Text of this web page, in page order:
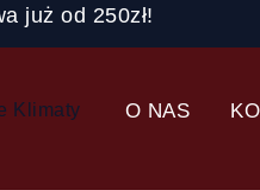
już od 250zł!
O NAS